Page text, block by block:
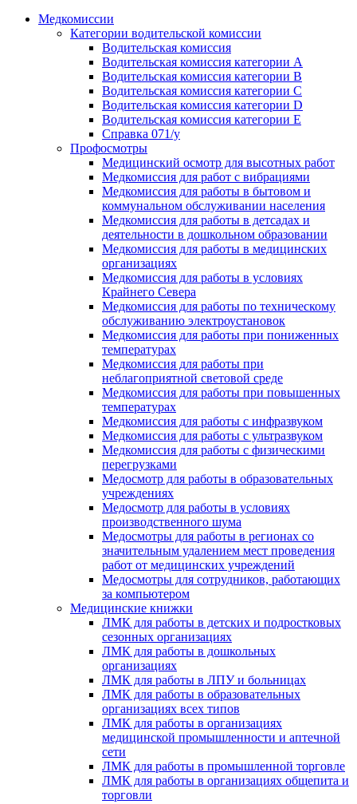
Медкомиссии
Категории водительской комиссии
Водительская комиссия
Водительская комиссия категории А
Водительская комиссия категории B
Водительская комиссия категории C
Водительская комиссия категории D
Водительская комиссия категории E
Справка 071/у
Профосмотры
Медицинский осмотр для высотных работ
Медкомиссия для работ с вибрациями
Медкомиссия для работы в бытовом и
коммунальном обслуживании населения
Медкомиссия для работы в детсадах и
деятельности в дошкольном образовании
Медкомиссия для работы в медицинских
организациях
Медкомиссия для работы в условиях
Крайнего Севера
Медкомиссия для работы по техническому
обслуживанию электроустановок
Медкомиссия для работы при пониженных
температурах
Медкомиссия для работы при
неблагоприятной световой среде
Медкомиссия для работы при повышенных
температурах
Медкомиссия для работы с инфразвуком
Медкомиссия для работы с ультразвуком
Медкомиссия для работы с физическими
перегрузками
Медосмотр для работы в образовательных
учреждениях
Медосмотр для работы в условиях
производственного шума
Медосмотры для работы в регионах со
значительным удалением мест проведения
работ от медицинских учреждений
Медосмотры для сотрудников, работающих
за компьютером
Медицинские книжки
ЛМК для работы в детских и подростковых
сезонных организациях
ЛМК для работы в дошкольных
организациях
ЛМК для работы в ЛПУ и больницах
ЛМК для работы в образовательных
организациях всех типов
ЛМК для работы в организациях
медицинской промышленности и аптечной
сети
ЛМК для работы в промышленной торговле
ЛМК для работы в организациях общепита и
торговли